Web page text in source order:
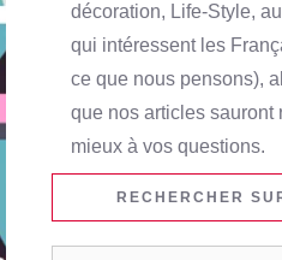
décoration, Life-Style,
qui intéressent les
ce que nous pensons),
que nos articles sauront
mieux à vos questions.
RECHERCHER